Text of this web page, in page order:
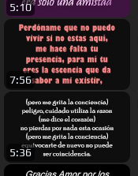
5:10
7:56
5:36